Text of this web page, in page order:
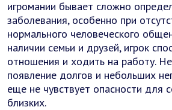
игромании бывает сложно
заболевания, особенно при
нормального человеческого
наличии семьи и друзей, игрок
отношения и ходить на работу.
появление долгов и небольших
еще не чувствует опасности для
близких.